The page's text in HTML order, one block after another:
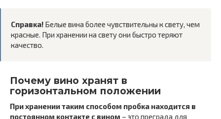
Справка! Белые вина более чувствительны к свету, чем
красные. При хранении на свету они быстро теряют
качество.
Почему вино хранят в
горизонтальном положении
При хранении таким способом пробка находится в
постоянном контакте с вином – это преграда для